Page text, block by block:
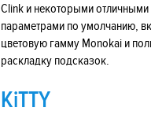
Clink и некоторыми
параметрами по умолчанию,
цветовую гамму Monokai и
раскладку подсказок.
KiTTY